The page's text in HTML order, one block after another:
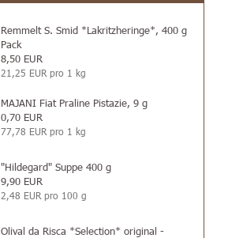
Remmelt S. Smid *Lakritzheringe*, 400 g
Pack
8,50 EUR
21,25 EUR pro 1 kg
MAJANI Fiat Praline Pistazie, 9 g
0,70 EUR
77,78 EUR pro 1 kg
"Hildegard" Suppe 400 g
9,90 EUR
2,48 EUR pro 100 g
Olival da Risca *Selection* original -